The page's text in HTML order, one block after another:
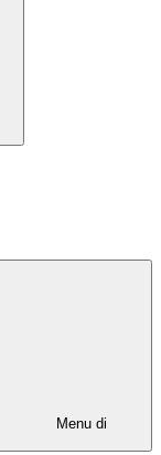
Menu di